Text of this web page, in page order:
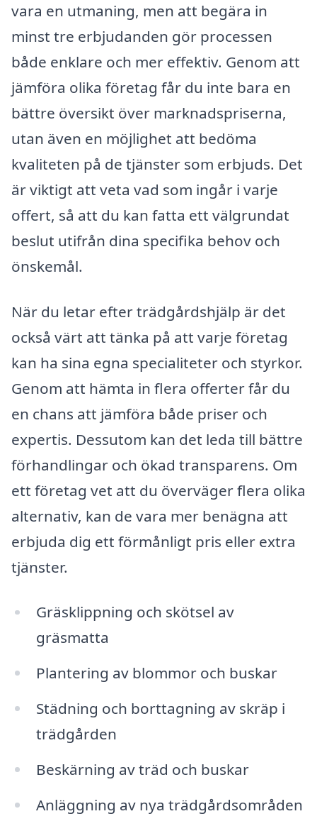
vara en utmaning, men att begära in
minst tre erbjudanden gör processen
både enklare och mer effektiv. Genom att
jämföra olika företag får du inte bara en
bättre översikt över marknadspriserna,
utan även en möjlighet att bedöma
kvaliteten på de tjänster som erbjuds. Det
är viktigt att veta vad som ingår i varje
offert, så att du kan fatta ett välgrundat
beslut utifrån dina specifika behov och
önskemål.
När du letar efter trädgårdshjälp är det
också värt att tänka på att varje företag
kan ha sina egna specialiteter och styrkor.
Genom att hämta in flera offerter får du
en chans att jämföra både priser och
expertis. Dessutom kan det leda till bättre
förhandlingar och ökad transparens. Om
ett företag vet att du överväger flera olika
alternativ, kan de vara mer benägna att
erbjuda dig ett förmånligt pris eller extra
tjänster.
Gräsklippning och skötsel av
gräsmatta
Plantering av blommor och buskar
Städning och borttagning av skräp i
trädgården
Beskärning av träd och buskar
Anläggning av nya trädgårdsområden